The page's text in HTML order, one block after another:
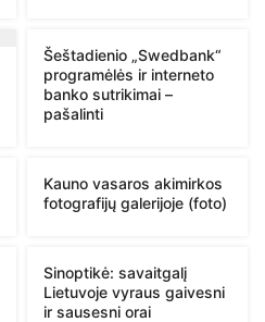
Šeštadienio „Swedbank“
programėlės ir interneto
banko sutrikimai –
pašalinti
Kauno vasaros akimirkos
fotografijų galerijoje (foto)
Sinoptikė: savaitgalį
Lietuvoje vyraus gaivesni
ir sausesni orai